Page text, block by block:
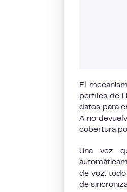
El
perfiles de
datos para
A no
cobertura
Una vez
de voz:
de